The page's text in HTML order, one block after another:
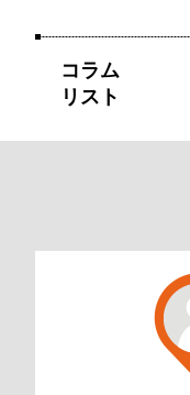
コラム
リスト